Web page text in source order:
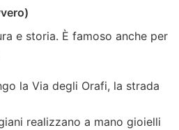
e storia. È famoso anche per
la Via degli Orafi, la strada
realizzano a mano gioielli